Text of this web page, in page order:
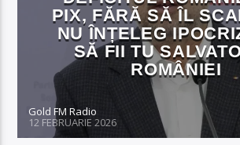
PIX, FĂRĂ SĂ ÎL
NU ÎNȚELEG
SĂ FII TU
ROMÂNIEI
Gold FM Radio
12 FEBRUARIE 2026